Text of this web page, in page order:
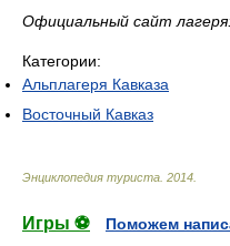
Официальный сайт
Категории:
Альплагеря Кавказа
Восточный Кавказ
Энциклопедия туриста 2014
Игры ⚽
Поможем